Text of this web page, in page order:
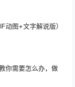
动图+文字解说版）
你需要怎么办，做